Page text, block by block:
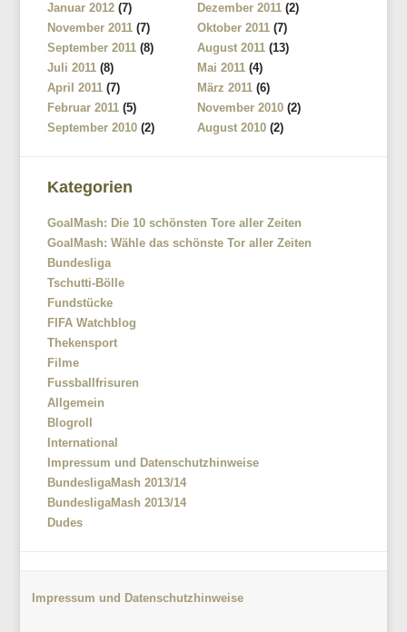
Januar 2012 (7) Dezember 2011 (2)
November 2011 (7) Oktober 2011 (7)
September 2011 (8) August 2011 (13)
Juli 2011 (8) Mai 2011 (4)
April 2011 (7) März 2011 (6)
Februar 2011 (5) November 2010 (2)
September 2010 (2) August 2010 (2)
Kategorien
GoalMash: Die 10 schönsten Tore aller Zeiten
GoalMash: Wähle das schönste Tor aller Zeiten
Bundesliga
Tschutti-Bölle
Fundstücke
FIFA Watchblog
Thekensport
Filme
Fussballfrisuren
Allgemein
Blogroll
International
Impressum und Datenschutzhinweise
BundesligaMash 2013/14
BundesligaMash 2013/14
Dudes
Impressum und Datenschutzhinweise